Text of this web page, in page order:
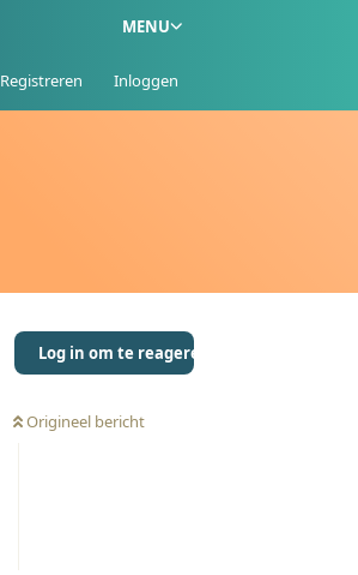
MENU
Registreren Inloggen
Log in om te reageren
Origineel bericht